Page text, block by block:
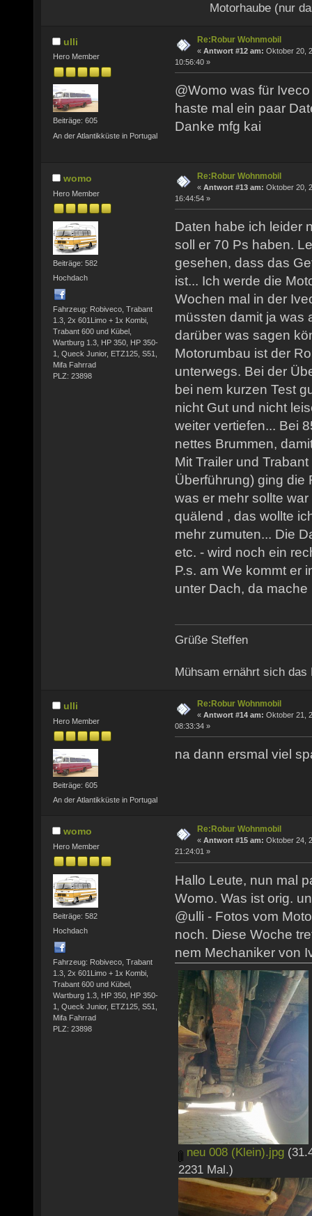
Motorhaube (nur
ulli
Hero Member
Beiträge: 605
An der Atlantikküste in Portugal
Re:Robur Wohnmobil
« Antwort #12 am: Oktober 20,
10:56:40 »
@Womo was für
haste mal ein paar
Danke mfg kai
womo
Hero Member
Beiträge: 582
Hochdach
Fahrzeug: Robiveco, Trabant
1.3, 2x 601Limo + 1x Kombi,
Trabant 600 und Kübel,
Wartburg 1.3, HP 350, HP 350-
1, Queck Junior, ETZ125, S51,
Mifa Fahrrad
PLZ: 23898
Re:Robur Wohnmobil
« Antwort #13 am: Oktober 20,
16:44:54 »
Daten habe ich leider
soll er 70 Ps haben.
gesehen, dass das
ist... Ich werde die
Wochen mal in der
müssten damit ja was
darüber was sagen
Motorumbau ist der
unterwegs. Bei der
bei nem kurzen Test
nicht Gut und nicht
weiter vertiefen... Bei
nettes Brummen,
Mit Trailer und
Überführung) ging die
was er mehr sollte
quälend , das wollte
mehr zumuten... Die
etc. - wird noch ein
P.s. am We kommt er
unter Dach, da mache
Grüße Steffen
Mühsam ernährt sich das
ulli
Hero Member
Beiträge: 605
An der Atlantikküste in Portugal
Re:Robur Wohnmobil
« Antwort #14 am: Oktober 21,
08:33:34 »
na dann ersmal viel
womo
Hero Member
Beiträge: 582
Hochdach
Fahrzeug: Robiveco, Trabant
1.3, 2x 601Limo + 1x Kombi,
Trabant 600 und Kübel,
Wartburg 1.3, HP 350, HP 350-
1, Queck Junior, ETZ125, S51,
Mifa Fahrrad
PLZ: 23898
Re:Robur Wohnmobil
« Antwort #15 am: Oktober 24,
21:24:01 »
Hallo Leute, nun mal
Womo. Was ist orig.
@ulli - Fotos vom
noch. Diese Woche
nem Mechaniker von
neu 008 (Klein).jpg
2231 Mal.)